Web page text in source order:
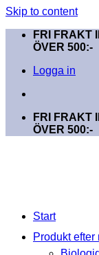
Skip to content
FRI FRAKT
ÖVER 500:-
Logga in
FRI FRAKT
ÖVER 500:-
Start
Produkt efter